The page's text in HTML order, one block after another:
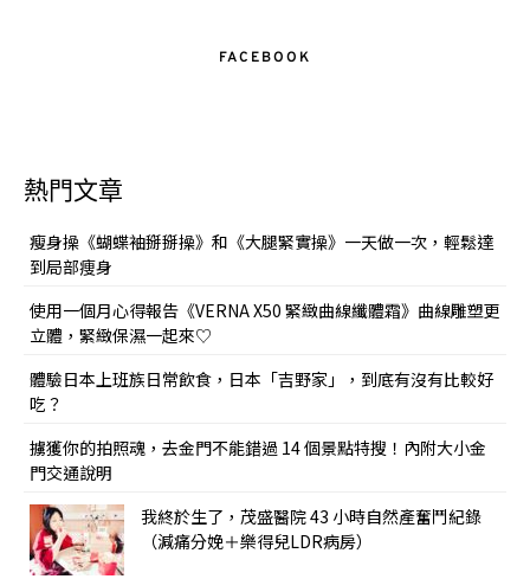
FACEBOOK
熱門文章
瘦身操《蝴蝶袖掰掰操》和《大腿緊實操》一天做一次，輕鬆達
到局部痩身
使用一個月心得報告《VERNA X50 緊緻曲線纖體霜》曲線雕塑更
立體，緊緻保濕一起來♡
體驗日本上班族日常飲食，日本「吉野家」，到底有沒有比較好
吃？
擄獲你的拍照魂，去金門不能錯過 14 個景點特搜！內附大小金
門交通說明
我終於生了，茂盛醫院 43 小時自然產奮鬥紀錄
（減痛分娩＋樂得兒LDR病房）